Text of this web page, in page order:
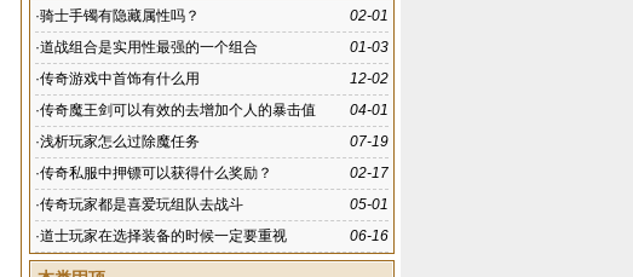
02-01
·骑士手镯有隐藏属性吗？
01-03
·道战组合是实用性最强的一个组合
12-02
·传奇游戏中首饰有什么用
04-01
·传奇魔王剑可以有效的去增加个人的暴击值
07-19
·浅析玩家怎么过除魔任务
02-17
·传奇私服中押镖可以获得什么奖励？
05-01
·传奇玩家都是喜爱玩组队去战斗
06-16
·道士玩家在选择装备的时候一定要重视